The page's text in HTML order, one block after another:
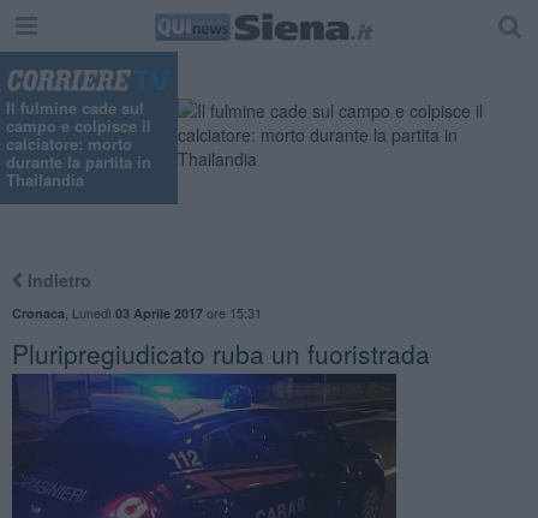
Il fulmine cade sul
campo e colpisce il
calciatore: morto
durante la partita in
Thailandia
Indietro
Cronaca Lunedì 03 Aprile 2017ore 15:31
Pluripregiudicato ruba un fuoristrada